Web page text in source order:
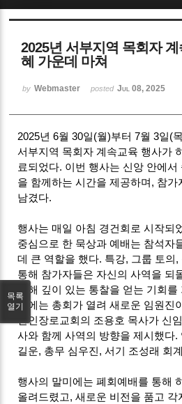
2025년 서부지역 목회자
혜 가운데 마쳐
by Webmaster posted Jul 08, 2025
2025년 6월 30일(월)부터 7월 3일(
서부지역 목회자 계속교육 행사가
료되었다. 이번 행사는 신앙 안에
을 함께하는 시간을 제공하며, 참
남겼다.
행사는 매일 아침 경건회로 시작되
중심으로 한 묵상과 예배는 참석자
데 큰 역할을 했다. 특강, 그룹 토의
통해 참가자들은 자신의 사역을 되
통해 깊이 있는 통찰을 얻는 기회
녁에는 총회가 열려 새로운 임원진
한인장로교회의 조용호 목사가 신
사와 함께 사역의 방향을 제시했다.
길운, 총무 심우진, 서기 조성래 회
행사의 말미에는 폐회예배를 통해
올려드렸고, 새로운 비전을 품고
목록
열기
Sketchbook5, 스
Sketchbook5, 스